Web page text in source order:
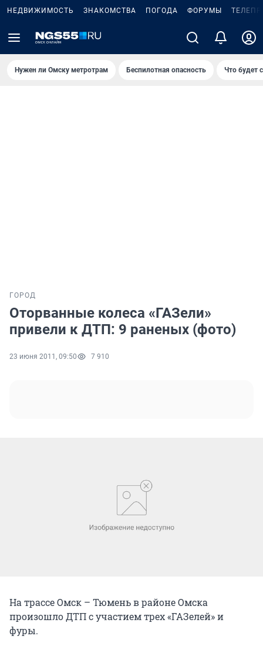
НЕДВИЖИМОСТЬ ЗНАКОМСТВА ПОГОДА ФОРУМЫ
Нужен ли Омску метротрам Беспилотная опасность Что будет
ГОРОД
Оторванные колеса «ГАЗели»
привели к ДТП: 9 раненых (фото)
23 июня 2011, 09:50 7 910
На трассе Омск – Тюмень в районе Омска
произошло ДТП с участием трех «ГАЗелей» и
фуры.